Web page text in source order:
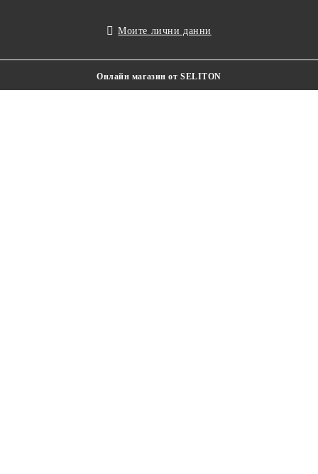
Моите лични данни
Онлайн магазин от SELITON